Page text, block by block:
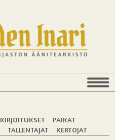
KIRJOITUKSET
PAIKAT
TALLENTAJAT KERTOJAT